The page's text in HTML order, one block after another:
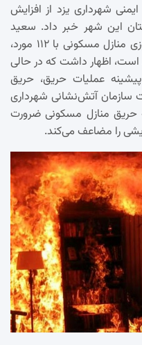
شهرداری یزد از افزایش
این شهر خبر داد. سعید
پاک‌سرشت با اشاره به اینکه آتش‌سوزی منازل مسکونی با ۱۱۲ مورد،
است، اظهار داشت که در حالی
عملیات حریق، حریق
سازمان آتش‌نشانی شهرداری
حریق منازل مسکونی ضرورت
را مضاعف می‌کند.